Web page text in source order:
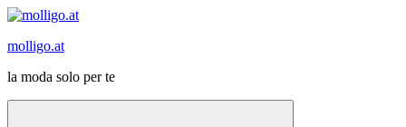
Zum
springen
molligo.at
la moda solo per te